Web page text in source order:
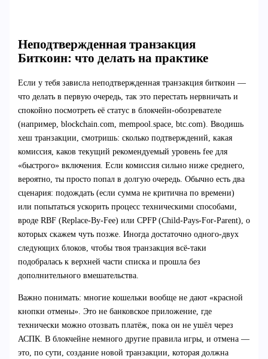
Неподтвержденная транзакция
Биткоин: что делать на практике
Если у тебя зависла неподтвержденная транзакция биткоин —
что делать в первую очередь, так это перестать нервничать и
спокойно посмотреть её статус в блокчейн-обозревателе
(например, blockchain.com, mempool.space, btc.com). Вводишь
хеш транзакции, смотришь: сколько подтверждений, какая
комиссия, каков текущий рекомендуемый уровень fee для
«быстрого» включения. Если комиссия сильно ниже среднего,
вероятно, ты просто попал в долгую очередь. Обычно есть два
сценария: подождать (если сумма не критична по времени)
или попытаться ускорить процесс техническими способами,
вроде RBF (Replace-By-Fee) или CPFP (Child-Pays-For-Parent), о
которых скажем чуть позже. Иногда достаточно одного-двух
следующих блоков, чтобы твоя транзакция всё-таки
подобралась к верхней части списка и прошла без
дополнительного вмешательства.
Важно понимать: многие кошельки вообще не дают «красной
кнопки отмены». Это не банковское приложение, где
технически можно отозвать платёж, пока он не ушёл через
АСПК. В блокчейне немного другие правила игры, и отмена —
это, по сути, создание новой транзакции, которая должна